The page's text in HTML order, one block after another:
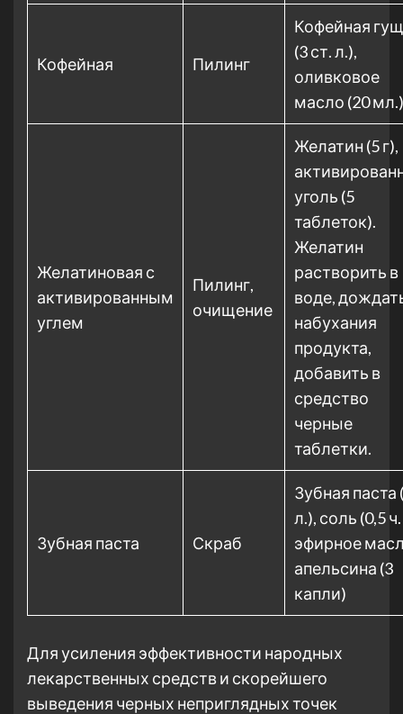
Кофейная Пилинг
Кофейная
(3 ст. л.),
оливковое
масло (20 мл.)
Желатиновая с
активированным
углем
Пилинг,
очищение
Желатин (5 г),
уголь (5
таблеток).
Желатин
растворить в
воде,
набухания
продукта,
добавить в
средство
черные
таблетки.
Зубная паста Скраб
Зубная паста
л.), соль (0,5
эфирное
апельсина (3
капли)
Для усиления эффективности народных
лекарственных средств и скорейшего
выведения черных неприглядных точек